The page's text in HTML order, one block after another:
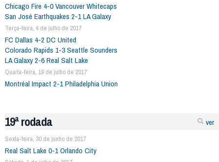
Chicago Fire 4-0 Vancouver Whitecaps
San José Earthquakes 2-1 LA Galaxy
Terça-feira, 4 de julho de 2017
FC Dallas 4-2 DC United
Colorado Rapids 1-3 Seattle Sounders
LA Galaxy 2-6 Real Salt Lake
Quarta-feira, 19 de julho de 2017
Montréal Impact 2-1 Philadelphia Union
ver
19ª rodada
Sexta-feira, 30 de junho de 2017
Real Salt Lake 0-1 Orlando City